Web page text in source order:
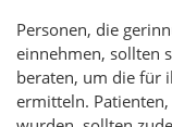
Personen, die
einnehmen, sollten
beraten, um die für
ermitteln.